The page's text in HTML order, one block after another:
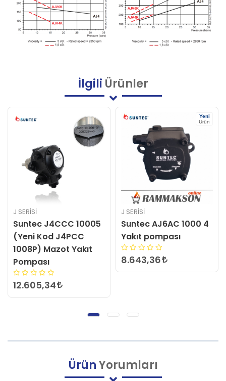
İlgili Ürünler
J SERİSİ
Suntec J4CCC 10005
(Yeni Kod J4PCC
1008P) Mazot Yakıt
Pompası
12.605,34
Yeni
Ürün
J SERİSİ
Suntec AJ6AC 1000 4
Yakıt pompası
8.643,36
ÜrünYorumları